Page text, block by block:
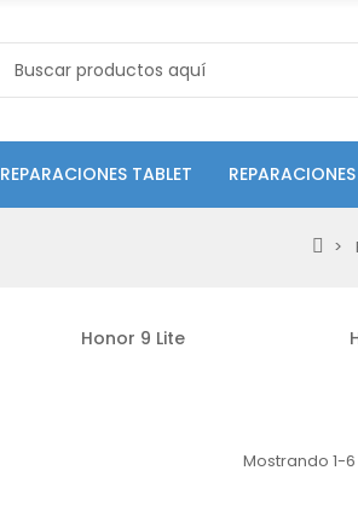
REPARACIONES TABLET
Honor 9 Lite
Mostrando 1-